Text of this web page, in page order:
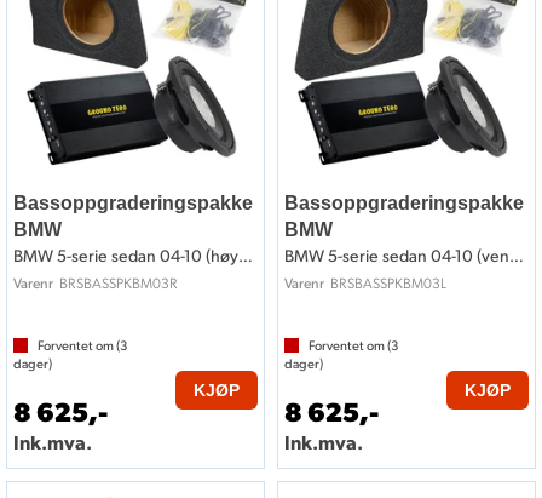
Bassoppgraderingspakke
BMW
BMW 5-serie sedan 04-10 (høyre side)
Varenr BRSBASSPKBM03R
Forventet om (3
dager)
8 625,-
Ink.mva.
KJØP
Bassoppgraderingspakke
BMW
BMW 5-serie sedan 04-10 (venstre side)
Varenr BRSBASSPKBM03L
Forventet om (3
dager)
8 625,-
Ink.mva.
KJØP